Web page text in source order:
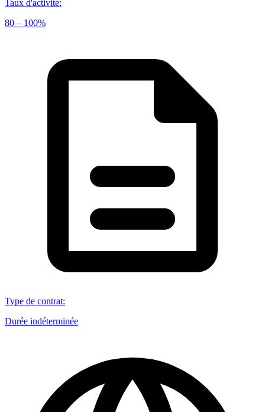
Taux d'activité:
80 – 100%
Type de contrat:
Durée indéterminée